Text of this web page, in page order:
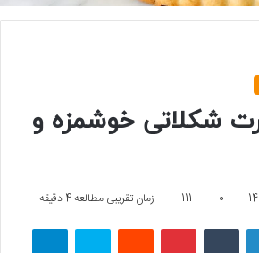
شکلاتی خوشمزه و
0
111 زمان تقریبی مطالعه 4 دقیقه
لینکداین تامبلر پینتریستReddit اسکایپ تلگرام